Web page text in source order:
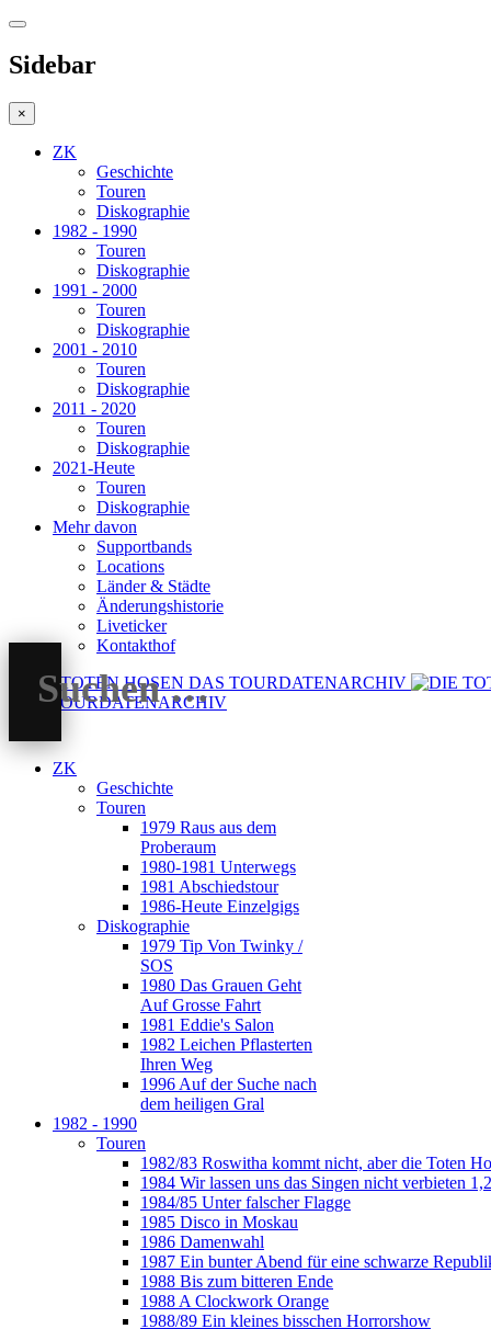
Sidebar
×
ZK
Geschichte
Touren
Diskographie
1982 - 1990
Touren
Diskographie
1991 - 2000
Touren
Diskographie
2001 - 2010
Touren
Diskographie
2011 - 2020
Touren
Diskographie
2021-Heute
Touren
Diskographie
Mehr davon
Supportbands
Locations
Länder & Städte
Änderungshistorie
Liveticker
Kontakthof
DAS TOURDATENARCHIV
ZK
Geschichte
Touren
1979 Raus aus dem
Proberaum
1980-1981 Unterwegs
1981 Abschiedstour
1986-Heute Einzelgigs
Diskographie
1979 Tip Von Twinky /
SOS
1980 Das Grauen Geht
Auf Grosse Fahrt
1981 Eddie's Salon
1982 Leichen Pflasterten
Ihren Weg
1996 Auf der Suche nach
dem heiligen Gral
1982 - 1990
Touren
1982/83 Roswitha kommt nicht, aber die Toten
1984 Wir lassen uns das Singen nicht verbieten
1984/85 Unter falscher Flagge
1985 Disco in Moskau
1986 Damenwahl
1987 Ein bunter Abend für eine schwarze
1988 Bis zum bitteren Ende
1988 A Clockwork Orange
1988/89 Ein kleines bisschen Horrorshow